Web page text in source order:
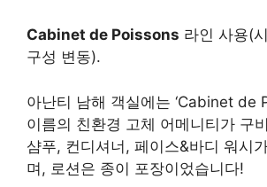
Cabinet de Poissons 라인 사용(
구성 변동).
아난티 남해 객실에는 ‘Cabinet de
이름의 친환경 고체 어메니티가 구
샴푸, 컨디셔너, 페이스&바디 워시
며, 로션은 종이 포장이었습니다!